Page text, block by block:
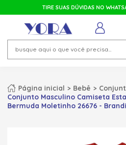
TIRE SUAS DÚVIDAS NO
Página inicial Bebê
Conjunto Masculino Camiseta
Bermuda Moletinho 26676 -